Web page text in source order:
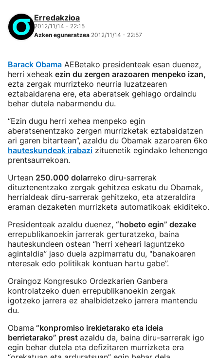
Erredakzioa
2012/11/14 - 22:15
Azken eguneratzea 2012/11/14 - 22:57
Barack Obama AEBetako presidenteak esan duenez,
herri xeheak ezin du zergen arazoaren menpeko izan,
ezta zergak murrizteko neurria luzatzearen
eztabaidarena ere, eta aberatsek gehiago ordaindu
behar dutela nabarmendu du.
“Ezin dugu herri xehea menpeko egin
aberatsenentzako zergen murrizketak eztabaidatzen
ari garen bitartean”, azaldu du Obamak azaroaren 6ko
hauteskundeak irabazi zituenetik egindako lehenengo
prentsaurrekoan.
Urtean 250.000 dolarreko diru-sarrerak
dituztenentzako zergak gehitzea eskatu du Obamak,
herrialdeak diru-sarrerak gehitzeko, eta atzeraldira
eraman dezaketen murrizketa automatikoak ekiditeko.
Presidenteak azaldu duenez, “hobeto egin” dezake
errepublikanoekin jarrerak gerturatzeko, baina
hauteskundeen ostean “herri xeheari laguntzeko
agintaldia” jaso duela azpimarratu du, "banakoaren
nteresak edo politikak kontuan hartu gabe”.
Oraingoz Kongresuko Ordezkarien Ganbera
kontrolatzeko duen errepublikanoekin zergak
igotzeko jarrera ez ahalbidetzeko jarrera mantendu
du.
Obama “konpromiso irekietarako eta ideia
berrietarako” prest azaldu da, baina diru-sarrerak igo
egin behar dutela eta defizitaren murrizketa era